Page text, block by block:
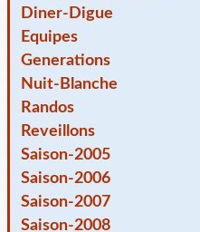
Diner-Digue
Equipes
Generations
Nuit-Blanche
Randos
Reveillons
Saison-2005
Saison-2006
Saison-2007
Saison-2008